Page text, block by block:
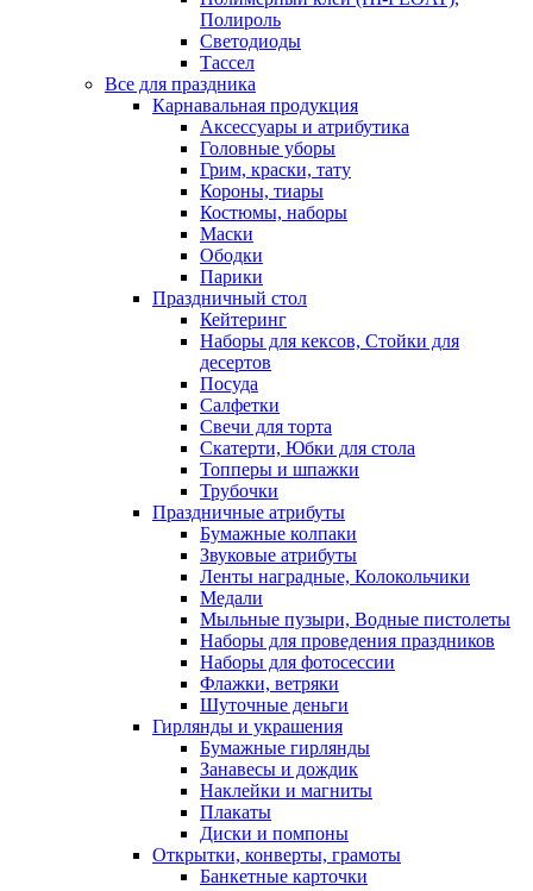
Полироль
Светодиоды
Тассел
Все для праздника
Карнавальная продукция
Аксессуары и атрибутика
Головные уборы
Грим, краски, тату
Короны, тиары
Костюмы, наборы
Маски
Ободки
Парики
Праздничный стол
Кейтеринг
Наборы для кексов, Стойки для
десертов
Посуда
Салфетки
Свечи для торта
Скатерти, Юбки для стола
Топперы и шпажки
Трубочки
Праздничные атрибуты
Бумажные колпаки
Звуковые атрибуты
Ленты наградные, Колокольчики
Медали
Мыльные пузыри, Водные пистолеты
Наборы для проведения праздников
Наборы для фотосессии
Флажки, ветряки
Шуточные деньги
Гирлянды и украшения
Бумажные гирлянды
Занавесы и дождик
Наклейки и магниты
Плакаты
Диски и помпоны
Открытки, конверты, грамоты
Банкетные карточки